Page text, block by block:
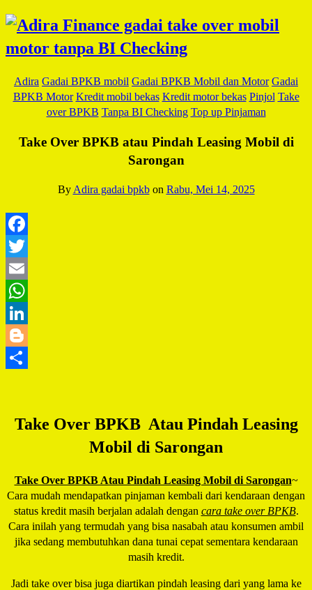
Adira Gadai BPKB mobil Gadai BPKB Mobil dan Motor Gadai
BPKB Motor Kredit mobil bekas Kredit motor bekas Pinjol Take
over BPKB Tanpa BI Checking Top up Pinjaman
Take Over BPKB atau Pindah Leasing Mobil di
Sarongan
By Adira gadai bpkb on Rabu, Mei 14, 2025
Take Over BPKB Atau Pindah Leasing
Mobil di Sarongan
Take Over BPKB Atau Pindah Leasing Mobil di Sarongan~
Cara mudah mendapatkan pinjaman kembali dari kendaraan dengan
status kredit masih berjalan adalah dengan cara take over BPKB.
Cara inilah yang termudah yang bisa nasabah atau konsumen ambil
jika sedang membutuhkan dana tunai cepat sementara kendaraan
masih kredit.
Jadi take over bisa juga diartikan pindah leasing dari yang lama ke